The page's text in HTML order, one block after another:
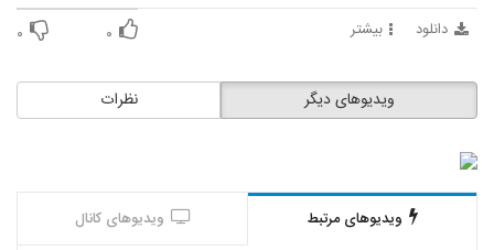
دانلود بیشتر ۰ ۰
نظرات ویدیوهای دیگر
ویدیوهای مرتبط ویدیوهای کانال